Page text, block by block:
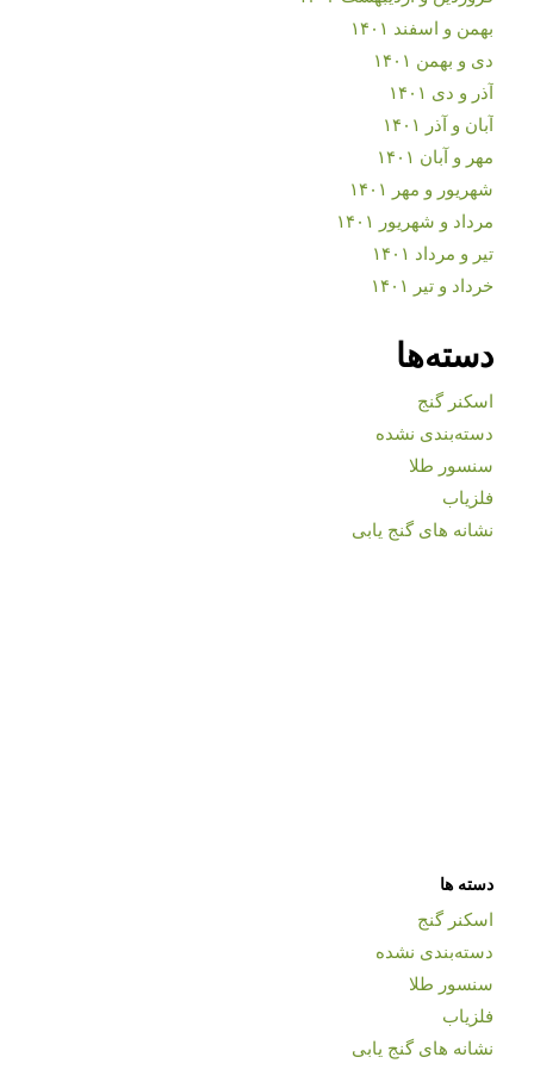
بهمن و اسفند ۱۴۰۱
دی و بهمن ۱۴۰۱
آذر و دی ۱۴۰۱
آبان و آذر ۱۴۰۱
مهر و آبان ۱۴۰۱
شهریور و مهر ۱۴۰۱
مرداد و شهریور ۱۴۰۱
تیر و مرداد ۱۴۰۱
خرداد و تیر ۱۴۰۱
دسته‌ها
اسکنر گنج
دسته‌بندی نشده
سنسور طلا
فلزیاب
نشانه های گنج یابی
دسته ها
اسکنر گنج
دسته‌بندی نشده
سنسور طلا
فلزیاب
نشانه های گنج یابی